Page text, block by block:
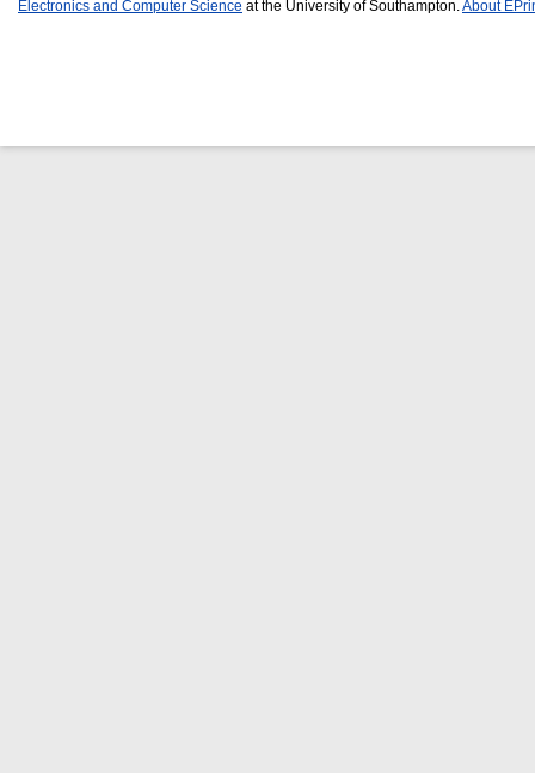
Electronics and Computer Science at the University of Southampton. About